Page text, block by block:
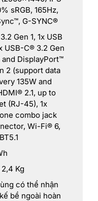
sRGB, 165Hz,
G-SYNC®
Gen 1, 1x USB
USB-C® 3.2 Gen
DisplayPort™
2 (support data
135W and
2.1, up to
(RJ-45), 1x
combo jack
Wi-Fi® 6,
Kg
có thể nhận
bề ngoài hoàn